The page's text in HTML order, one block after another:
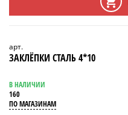
арт.
ЗАКЛЁПКИ СТАЛЬ 4*10
В НАЛИЧИИ
160
ПО МАГАЗИНАМ